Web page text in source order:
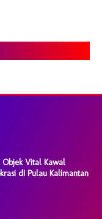
Objek Vital Kawal
dI Pulau Kalimantan